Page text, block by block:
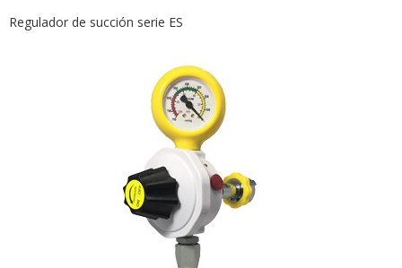
Regulador de succión serie ES